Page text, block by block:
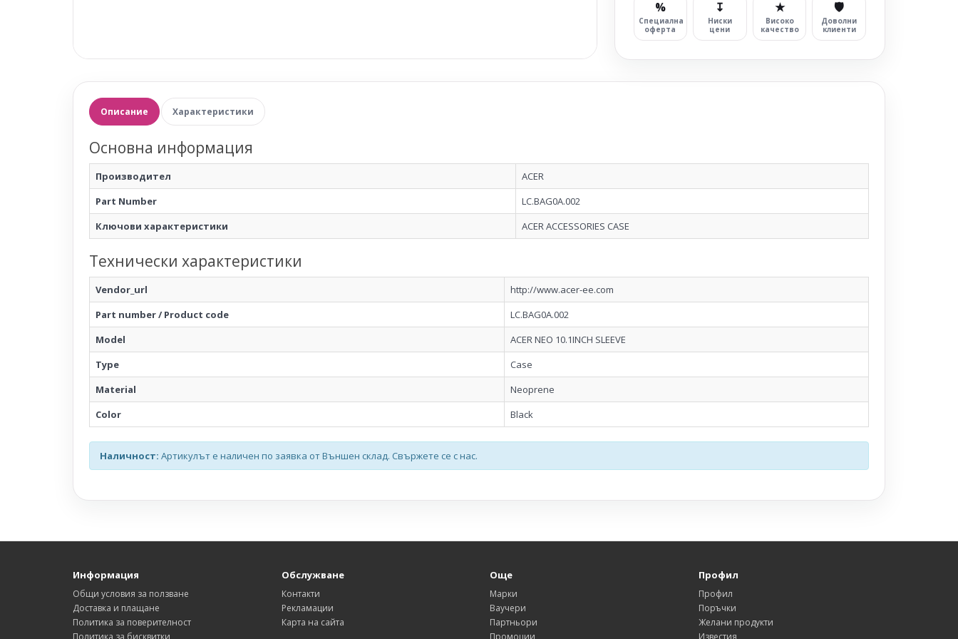
%
Специална
оферта
↧
Ниски
цени
★
Високо
качество
🛡
Доволни
клиенти
Описание Характеристики
Основна информация
Производител
ACER
Part Number
LC.BAG0A.002
Ключови характеристики
ACER ACCESSORIES CASE
Технически характеристики
Vendor_url
http://www.acer-ee.com
Part number / Product code
LC.BAG0A.002
Model
ACER NEO 10.1INCH SLEEVE
Type
Case
Material
Neoprene
Color
Black
Наличност: Артикулът е наличен по заявка от Външен склад. Свържете се с нас.
Информация
Общи условия за ползване
Доставка и плащане
Политика за поверителност
Политика за бисквитки
Обслужване
Контакти
Рекламации
Карта на сайта
Още
Марки
Ваучери
Партньори
Промоции
Профил
Профил
Поръчки
Желани продукти
Известия